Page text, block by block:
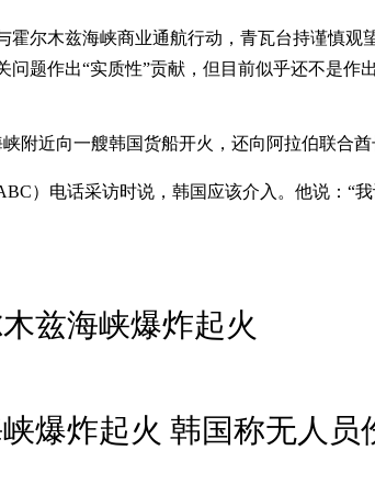
霍尔木兹海峡商业通航行动，青瓦台持谨慎
题作出“实质性”贡献，但目前似乎还不是作
附近向一艘韩国货船开火，还向阿拉伯联合酋
）电话采访时说，韩国应该介入。他说：“
兹海峡爆炸起火
爆炸起火 韩国称无人员